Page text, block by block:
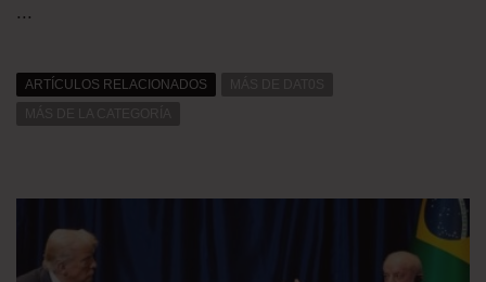
...
ARTÍCULOS RELACIONADOS